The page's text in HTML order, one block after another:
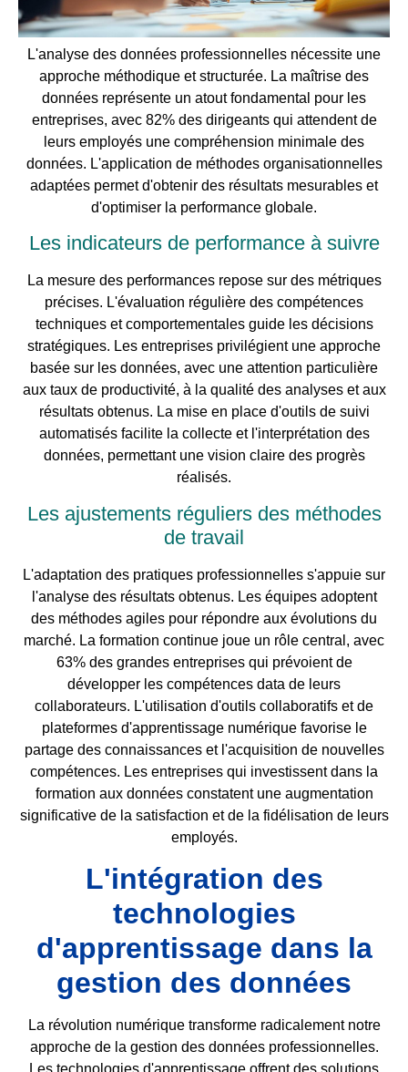
L'analyse des données professionnelles nécessite une
approche méthodique et structurée. La maîtrise des
données représente un atout fondamental pour les
entreprises, avec 82% des dirigeants qui attendent de
leurs employés une compréhension minimale des
données. L'application de méthodes organisationnelles
adaptées permet d'obtenir des résultats mesurables et
d'optimiser la performance globale.
Les indicateurs de performance à suivre
La mesure des performances repose sur des métriques
précises. L'évaluation régulière des compétences
techniques et comportementales guide les décisions
stratégiques. Les entreprises privilégient une approche
basée sur les données, avec une attention particulière
aux taux de productivité, à la qualité des analyses et aux
résultats obtenus. La mise en place d'outils de suivi
automatisés facilite la collecte et l'interprétation des
données, permettant une vision claire des progrès
réalisés.
Les ajustements réguliers des méthodes
de travail
L'adaptation des pratiques professionnelles s'appuie sur
l'analyse des résultats obtenus. Les équipes adoptent
des méthodes agiles pour répondre aux évolutions du
marché. La formation continue joue un rôle central, avec
63% des grandes entreprises qui prévoient de
développer les compétences data de leurs
collaborateurs. L'utilisation d'outils collaboratifs et de
plateformes d'apprentissage numérique favorise le
partage des connaissances et l'acquisition de nouvelles
compétences. Les entreprises qui investissent dans la
formation aux données constatent une augmentation
significative de la satisfaction et de la fidélisation de leurs
employés.
L'intégration des
technologies
d'apprentissage dans la
gestion des données
La révolution numérique transforme radicalement notre
approche de la gestion des données professionnelles.
Les technologies d'apprentissage offrent des solutions